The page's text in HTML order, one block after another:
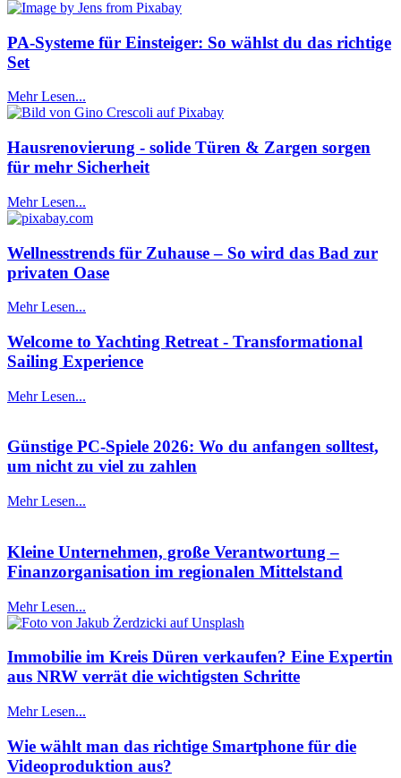
PA-Systeme für Einsteiger: So wählst du das richtige
Set
Mehr Lesen...
Hausrenovierung - solide Türen & Zargen sorgen
für mehr Sicherheit
Mehr Lesen...
Wellnesstrends für Zuhause – So wird das Bad zur
privaten Oase
Mehr Lesen...
Welcome to Yachting Retreat - Transformational
Sailing Experience
Mehr Lesen...
Günstige PC-Spiele 2026: Wo du anfangen solltest,
um nicht zu viel zu zahlen
Mehr Lesen...
Kleine Unternehmen, große Verantwortung –
Finanzorganisation im regionalen Mittelstand
Mehr Lesen...
Immobilie im Kreis Düren verkaufen? Eine Expertin
aus NRW verrät die wichtigsten Schritte
Mehr Lesen...
Wie wählt man das richtige Smartphone für die
Videoproduktion aus?